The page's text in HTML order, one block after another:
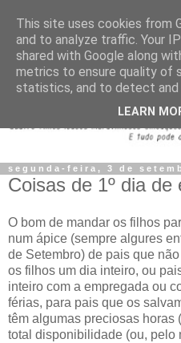
segunda-feira, 3 de
Coisas de 1º dia de
O bom de mandar os filhos
num ápice (sempre algures
de Setembro) de pais que
os filhos um dia inteiro, ou
inteiro com a empregada ou
férias, para pais que os
têm algumas preciosas horas
total disponibilidade (ou, pelo
This site uses cookies from
and to analyze traffic. Your
shared with Google along
metrics to ensure quality of
statistics, and to detect and
LEARN